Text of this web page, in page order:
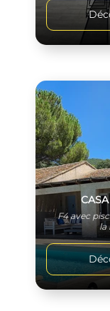
F4 avec
la